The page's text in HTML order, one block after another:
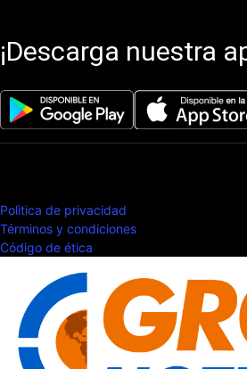
¡Descarga nuestra
Polìtica de privacidad
Términos y condiciones
Código de ética